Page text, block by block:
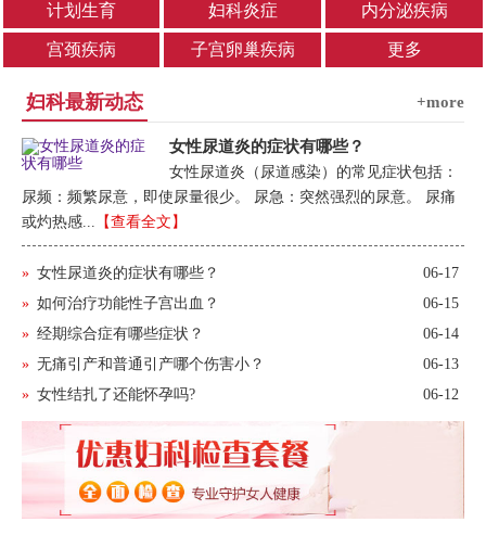
计划生育 妇科炎症 内分泌疾病
宫颈疾病 子宫卵巢疾病 更多
妇科最新动态 +more
女性尿道炎的症状有哪些？
女性尿道炎（尿道感染）的常见症状包括：
尿频：频繁尿意，即使尿量很少。 尿急：突然强烈的尿意。 尿痛
或灼热感...
【查看全文】
06-17
» 女性尿道炎的症状有哪些？
06-15
» 如何治疗功能性子宫出血？
06-14
» 经期综合症有哪些症状？
06-13
» 无痛引产和普通引产哪个伤害小？
06-12
» 女性结扎了还能怀孕吗?